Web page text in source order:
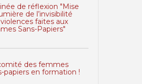
de réflexion "Mise
de l’invisibilité
faites aux
Sans-Papiers"
des femmes
papiers en formation !